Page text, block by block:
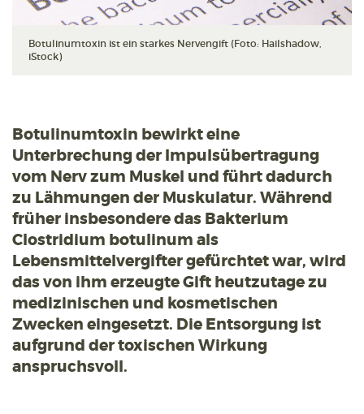
Botulinumtoxin ist ein starkes Nervengift (Foto: Hailshadow,
iStock)
Botulinumtoxin bewirkt eine
Unterbrechung der Impulsübertragung
vom Nerv zum Muskel und führt dadurch
zu Lähmungen der Muskulatur. Während
früher insbesondere das Bakterium
Clostridium botulinum als
Lebensmittelvergifter gefürchtet war, wird
das von ihm erzeugte Gift heutzutage zu
medizinischen und kosmetischen
Zwecken eingesetzt. Die Entsorgung ist
aufgrund der toxischen Wirkung
anspruchsvoll.